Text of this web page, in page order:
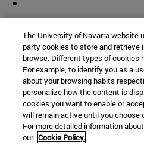
© Universidad de Navarra
Información legal
Accesibilidad
The University of Navarra website
party cookies to store and retrieve
browse. Different types of cookies
For example, to identify you as a
about your browsing habits
personalize how the content is
cookies you want to enable or
will remain active until you choose
For more detailed information
our Cookie Policy.